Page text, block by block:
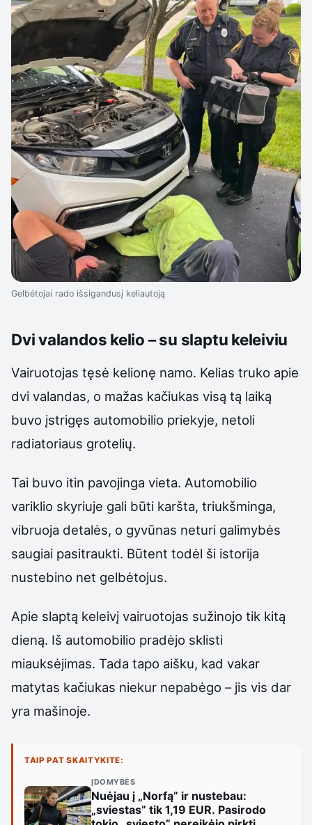
Gelbėtojai rado išsigandusį keliautoją
Dvi valandos kelio – su slaptu keleiviu
Vairuotojas tęsė kelionę namo. Kelias truko apie
dvi valandas, o mažas kačiukas visą tą laiką
buvo įstrigęs automobilio priekyje, netoli
radiatoriaus grotelių.
Tai buvo itin pavojinga vieta. Automobilio
variklio skyriuje gali būti karšta, triukšminga,
vibruoja detalės, o gyvūnas neturi galimybės
saugiai pasitraukti. Būtent todėl ši istorija
nustebino net gelbėtojus.
Apie slaptą keleivį vairuotojas sužinojo tik kitą
dieną. Iš automobilio pradėjo sklisti
miauksėjimas. Tada tapo aišku, kad vakar
matytas kačiukas niekur nepabėgo – jis vis dar
yra mašinoje.
TAIP PAT SKAITYKITE:
ĮDOMYBĖS
Nuėjau į „Norfą” ir nustebau:
„sviestas” tik 1,19 EUR. Pasirodo